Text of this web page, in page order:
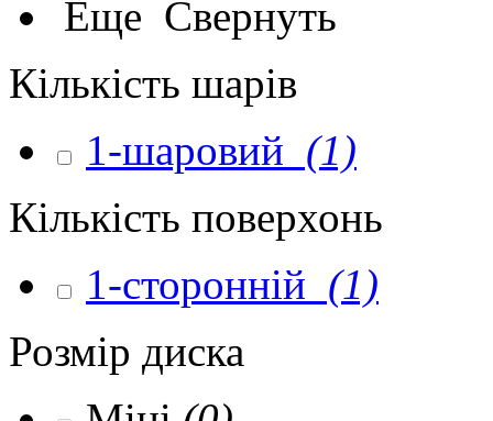
Еще Свернуть
Кількість шарів
1-шаровий (1)
Кількість поверхонь
1-сторонній (1)
Розмір диска